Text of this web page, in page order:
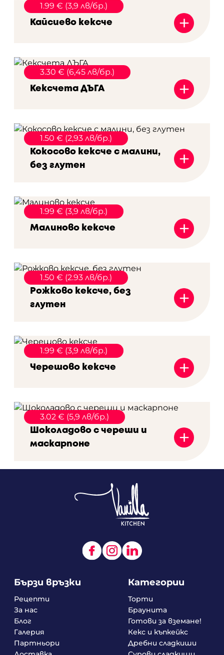
Кайсиево кексче +
1.99 € (3,9 лв/бр.)
Кексчета ДЪГА +
3.30 € (6,45 лв/бр.)
Кокосово кексче с малини,
без глутен
+
1.50 € (2,93 лв/бр.)
Малиново кексче +
1.99 € (3,9 лв/бр.)
Рожково кексче, без
глутен
+
1.50 € (2.93 лв/бр.)
Черешово кексче +
1.99 € (3,9 лв/бр.)
Шоколадово с череши и
маскарпоне
+
3.02 € (5,9 лв/бр.)
Бързи връзки
Рецепти
За нас
Блог
Галерия
Партньори
Категории
Торти
Браунита
Готови за вземане!
Кекс и къпкейкс
Дребни сладкиши